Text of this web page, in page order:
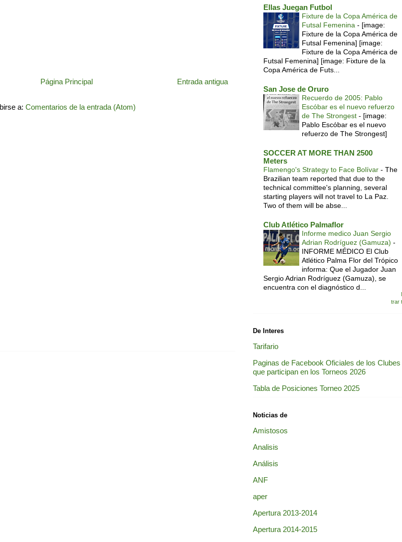
Entrada antigua
Página Principal
a: Comentarios de la entrada (Atom)
Ellas Juegan Futbol
Fixture de la Copa América de
Futsal Femenina - [image:
Fixture de la Copa América de
Futsal Femenina] [image:
Fixture de la Copa América de
Futsal Femenina] [image: Fixture de la
Copa América de Futs...
San Jose de Oruro
Recuerdo de 2005: Pablo
Escóbar es el nuevo refuerzo
de The Strongest - [image:
Pablo Escóbar es el nuevo
refuerzo de The Strongest]
SOCCER AT MORE THAN 2500
Meters
Flamengo's Strategy to Face Bolívar - The
Brazilian team reported that due to the
technical committee's planning, several
starting players will not travel to La Paz.
Two of them will be abse...
Club Atlético Palmaflor
Informe medico Juan Sergio
Adrian Rodríguez (Gamuza) -
INFORME MÉDICO El Club
Atlético Palma Flor del Trópico
informa: Que el Jugador Juan
Sergio Adrian Rodríguez (Gamuza), se
encuentra con el diagnóstico d...
trar
De Interes
Tarifario
Paginas de Facebook Oficiales de los Clubes
que participan en los Torneos 2026
Tabla de Posiciones Torneo 2025
Noticias de
Amistosos
Analisis
Análisis
ANF
aper
Apertura 2013-2014
Apertura 2014-2015